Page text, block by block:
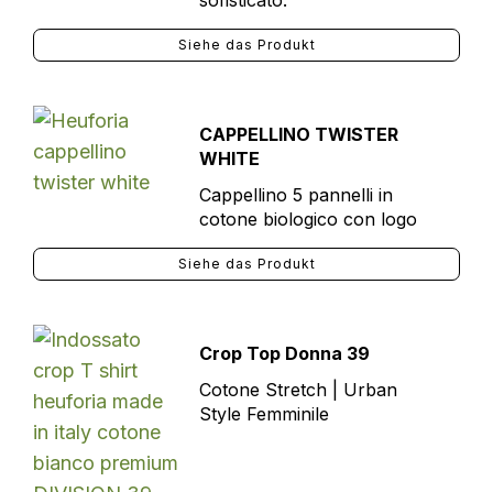
Siehe das Produkt
CAPPELLINO TWISTER
WHITE
Cappellino 5 pannelli in
cotone biologico con logo
Siehe das Produkt
Crop Top Donna 39
Cotone Stretch | Urban
Style Femminile